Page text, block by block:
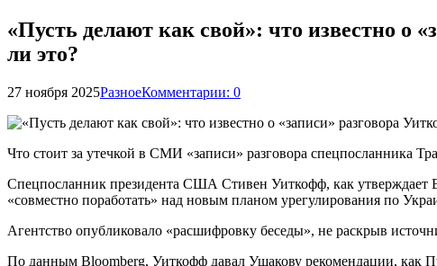
«Пусть делают как свой»: что известно
ли это?
27 ноября 2025РазноеКомментарии: 0
Что стоит за утечкой в СМИ «записи» разговора спецпосланника
Спецпосланник президента США Стивен Уиткофф, как
«совместно поработать» над новым планом урегулирования по
Агентство опубликовало «расшифровку беседы», не раскрыв
По данным Bloomberg, Уиткофф давал Ушакову рекомендации, как